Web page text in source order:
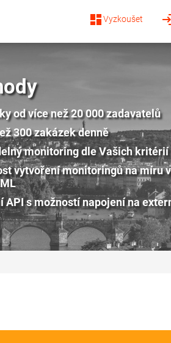
dashboardVyzkoušet
od více než 20 000 zadavatelů
300 zakázek denně
monitoring dle Vašich kritérií
vytvoření monitoringů na míru
API s možností napojení na